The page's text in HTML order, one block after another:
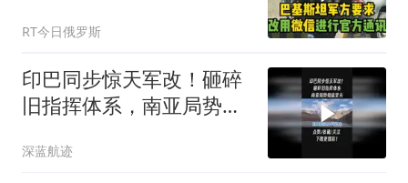
RT今日俄罗斯
印巴同步惊天军改！砸碎
旧指挥体系，南亚局势彻
深蓝航迹